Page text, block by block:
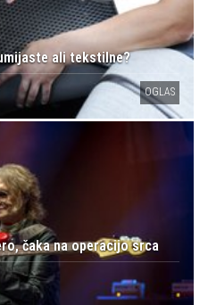
ali tekstilne?
OGLAS
čaka na operacijo srca